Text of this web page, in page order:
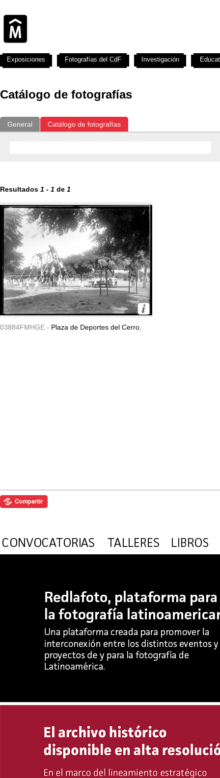
Catálogo de fotografías
General Catálogo de fotografías
Resultados 1 - 1 de 1
03884FMHGE - Plaza de Deportes del Cerro.
Exposiciones Fotografías del CdF Investigación